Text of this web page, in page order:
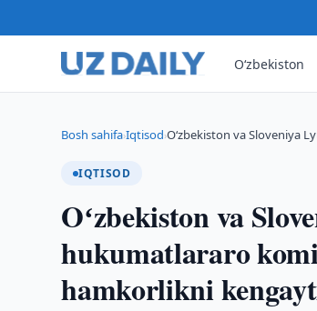
O‘zbekiston
Bosh sahifa›Iqtisod›Oʻzbekiston va Sloveniya
IQTISOD
Oʻzbekiston va
hukumatlararo
hamkorlikni